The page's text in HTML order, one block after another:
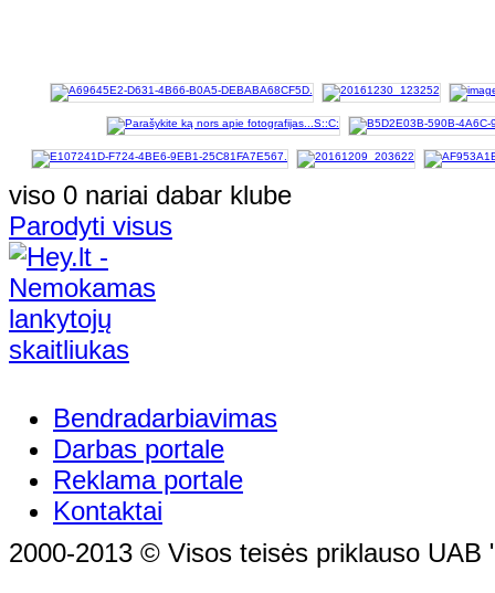
viso 0 nariai dabar klube
Parodyti visus
Bendradarbiavimas
Darbas portale
Reklama portale
Kontaktai
2000-2013 © Visos teisės priklauso UAB